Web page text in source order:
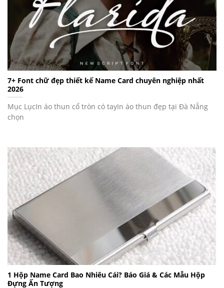
7+ Font chữ đẹp thiết kế Name Card chuyên nghiệp nhất
2026
Mục LụcIn áo thun cổ tròn có tayIn áo thun đẹp tại Đà Nẵng
chọn
1 Hộp Name Card Bao Nhiêu Cái? Báo Giá & Các Mẫu Hộp
Đựng Ấn Tượng